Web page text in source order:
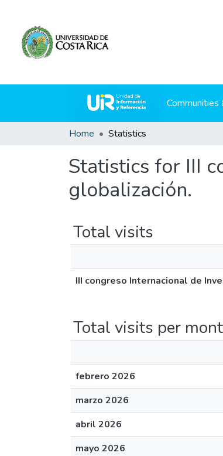
Communities
Home Statistics
Statistics for III
globalización.
Total visits
III congreso Internacional de
Total visits per
febrero 2026
marzo 2026
abril 2026
mayo 2026